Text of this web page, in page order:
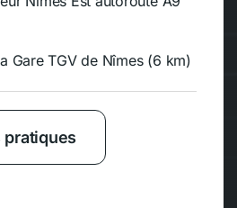
Gare TGV de Nîmes (6 km)
pratiques